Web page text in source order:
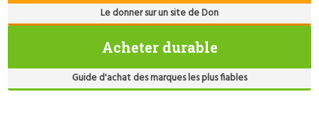
Le donner sur un site de Don
Acheter durable
Guide d'achat des marques les plus fiables